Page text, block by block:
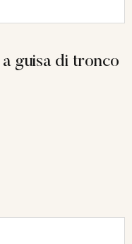
guisa di tronco